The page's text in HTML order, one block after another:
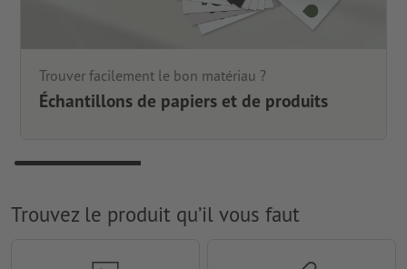
Trouver facilement le bon matériau ?
Échantillons de papiers et de produits
Trouvez le produit qu’il vous faut